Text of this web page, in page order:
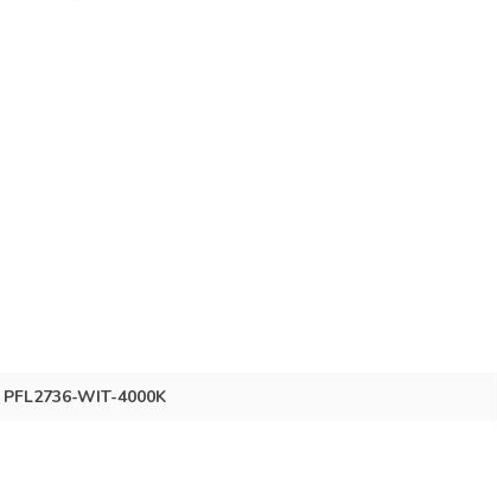
PFL2736-WIT-4000K